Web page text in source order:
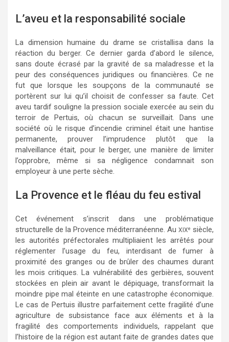
L’aveu et la responsabilité sociale
La dimension humaine du drame se cristallisa dans la
réaction du berger. Ce dernier garda d’abord le silence,
sans doute écrasé par la gravité de sa maladresse et la
peur des conséquences juridiques ou financières. Ce ne
fut que lorsque les soupçons de la communauté se
portèrent sur lui qu’il choisit de confesser sa faute. Cet
aveu tardif souligne la pression sociale exercée au sein du
terroir de Pertuis, où chacun se surveillait. Dans une
société où le risque d’incendie criminel était une hantise
permanente, prouver l’imprudence plutôt que la
malveillance était, pour le berger, une manière de limiter
l’opprobre, même si sa négligence condamnait son
employeur à une perte sèche.
La Provence et le fléau du feu estival
Cet événement s’inscrit dans une problématique
structurelle de la Provence méditerranéenne. Au XIXe siècle,
les autorités préfectorales multipliaient les arrêtés pour
réglementer l’usage du feu, interdisant de fumer à
proximité des granges ou de brûler des chaumes durant
les mois critiques. La vulnérabilité des gerbières, souvent
stockées en plein air avant le dépiquage, transformait la
moindre pipe mal éteinte en une catastrophe économique.
Le cas de Pertuis illustre parfaitement cette fragilité d’une
agriculture de subsistance face aux éléments et à la
fragilité des comportements individuels, rappelant que
l’histoire de la région est autant faite de grandes dates que